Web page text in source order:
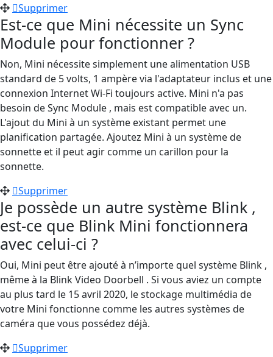
Supprimer
Est-ce que Mini nécessite un Sync
Module pour fonctionner ?
Non, Mini nécessite simplement une alimentation USB
standard de 5 volts, 1 ampère via l'adaptateur inclus et une
connexion Internet Wi-Fi toujours active. Mini n'a pas
besoin de Sync Module , mais est compatible avec un.
L'ajout du Mini à un système existant permet une
planification partagée. Ajoutez Mini à un système de
sonnette et il peut agir comme un carillon pour la
sonnette.
Supprimer
Je possède un autre système Blink ,
est-ce que Blink Mini fonctionnera
avec celui-ci ?
Oui, Mini peut être ajouté à n’importe quel système Blink ,
même à la Blink Video Doorbell . Si vous aviez un compte
au plus tard le 15 avril 2020, le stockage multimédia de
votre Mini fonctionne comme les autres systèmes de
caméra que vous possédez déjà.
Supprimer